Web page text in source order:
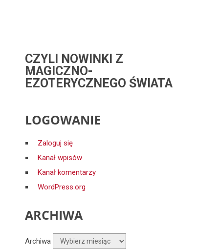
CZYLI NOWINKI Z
MAGICZNO-
EZOTERYCZNEGO ŚWIATA
LOGOWANIE
Zaloguj się
Kanał wpisów
Kanał komentarzy
WordPress.org
ARCHIWA
Archiwa